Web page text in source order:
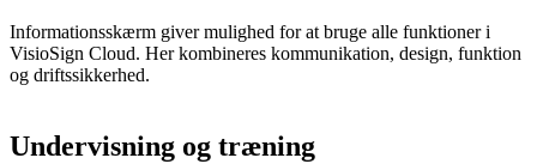
Informationsskærm giver mulighed for at bruge alle funktioner i
VisioSign Cloud. Her kombineres kommunikation, design, funktion
og driftssikkerhed.
Undervisning og træning